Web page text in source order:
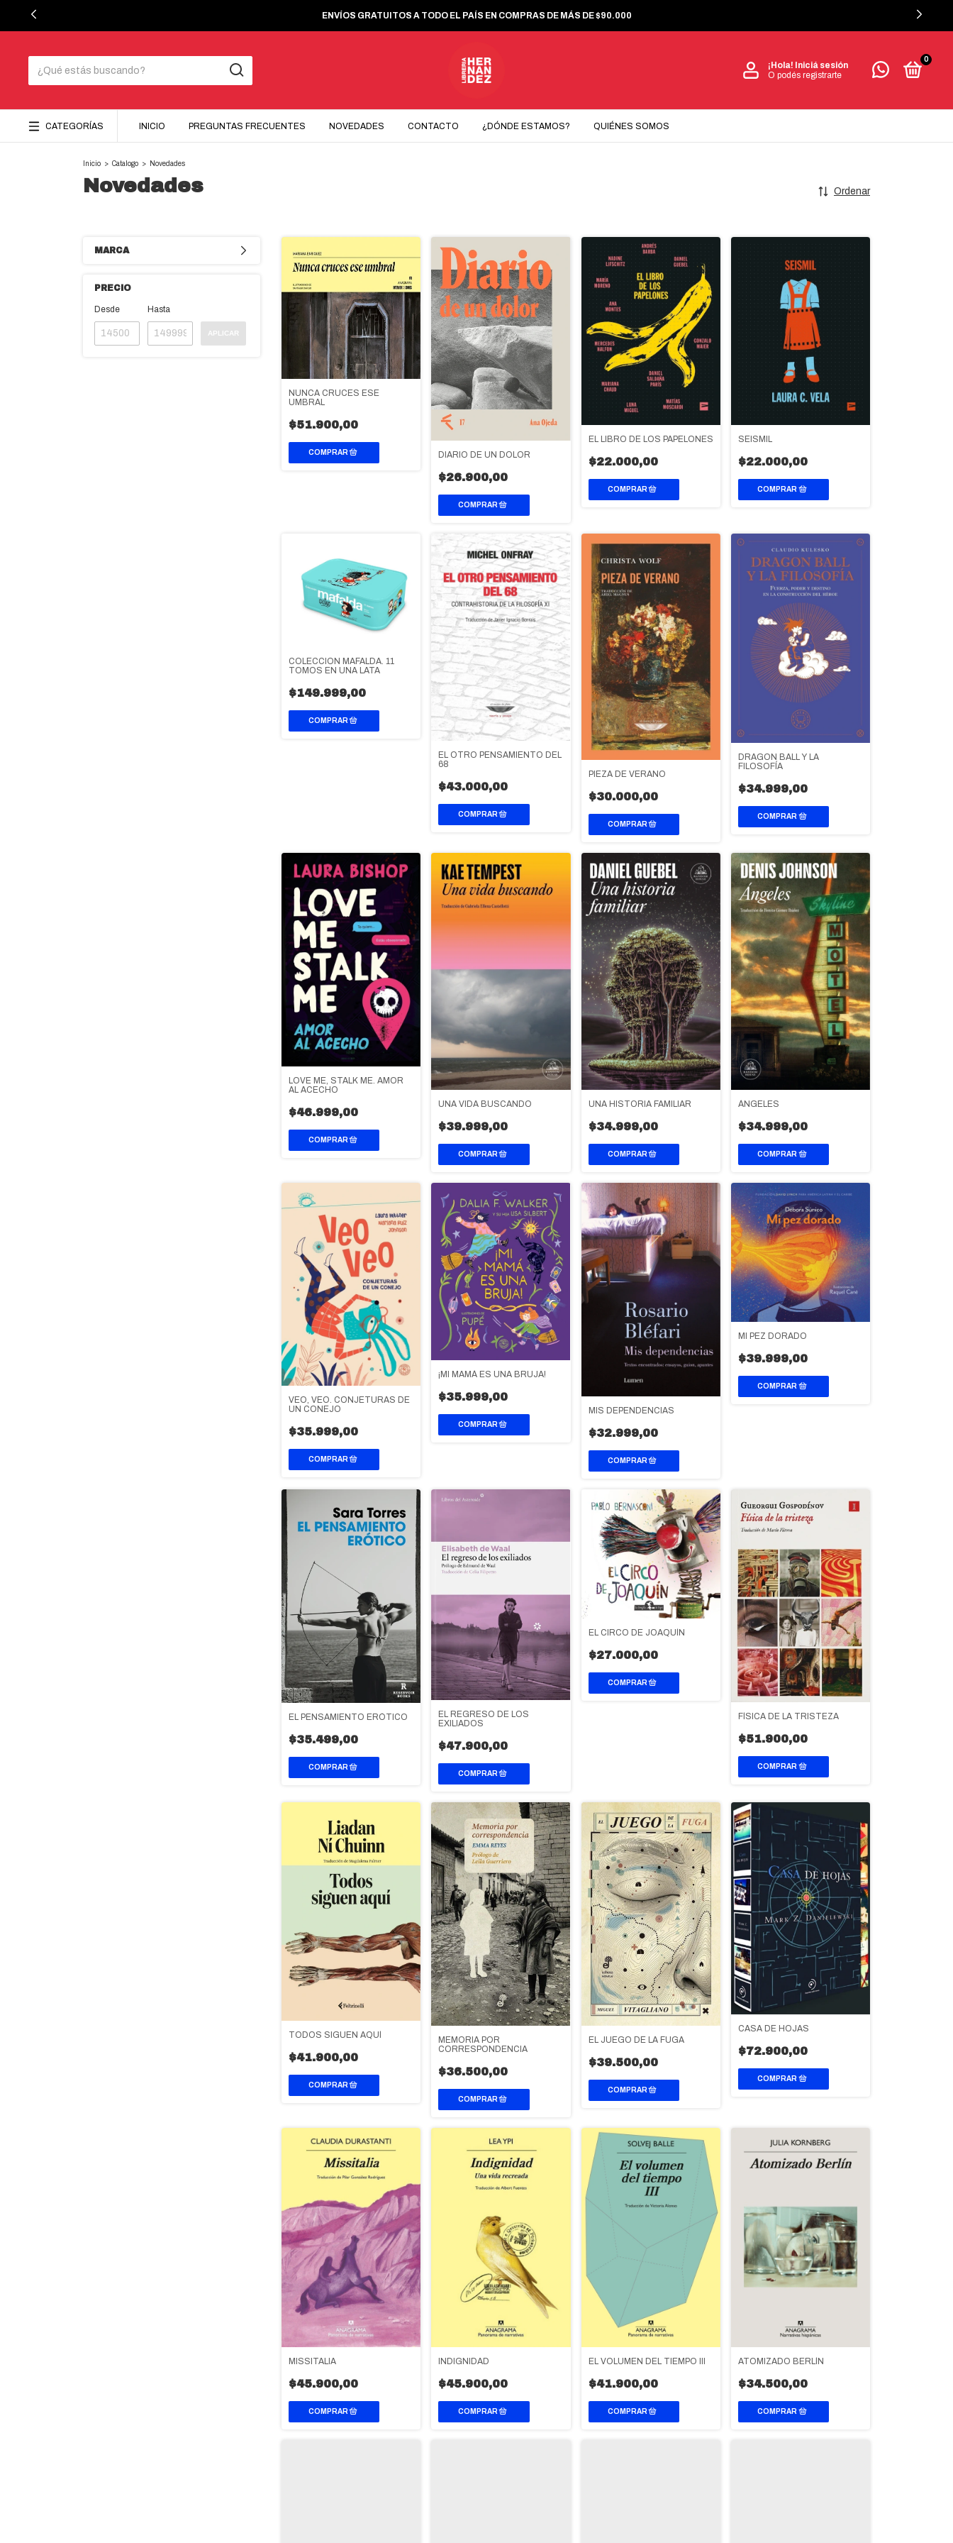
ENVÍOS GRATUITOS A TODO EL PAÍS EN COMPRAS DE MÁS DE $90.000
¡Hola! Iniciá sesión
O podés registrarte
0
CATEGORÍAS INICIO PREGUNTAS FRECUENTES NOVEDADES CONTACTO ¿DÓNDE ESTAMOS? QUIÉNES SOMOS
Inicio > Catalogo > Novedades
Novedades Ordenar
MARCA
PRECIO
Desde Hasta
APLICAR
NUNCA CRUCES ESE
UMBRAL
$51.900,00
DIARIO DE UN DOLOR
$26.900,00
EL LIBRO DE LOS PAPELONES
$22.000,00
SEISMIL
$22.000,00
COLECCION MAFALDA. 11
TOMOS EN UNA LATA
$149.999,00
EL OTRO PENSAMIENTO DEL
68
$43.000,00
PIEZA DE VERANO
$30.000,00
DRAGON BALL Y LA
FILOSOFÍA
$34.999,00
LOVE ME, STALK ME. AMOR
AL ACECHO
$46.999,00
UNA VIDA BUSCANDO
$39.999,00
UNA HISTORIA FAMILIAR
$34.999,00
ÁNGELES
$34.999,00
VEO, VEO. CONJETURAS DE
UN CONEJO
$35.999,00
¡MI MAMÁ ES UNA BRUJA!
$35.999,00
MIS DEPENDENCIAS
$32.999,00
MI PEZ DORADO
$39.999,00
EL PENSAMIENTO ERÓTICO
$35.499,00
EL REGRESO DE LOS
EXILIADOS
$47.900,00
EL CIRCO DE JOAQUÍN
$27.000,00
FÍSICA DE LA TRISTEZA
$51.900,00
TODOS SIGUEN AQUÍ
$41.900,00
MEMORIA POR
CORRESPONDENCIA
$36.500,00
EL JUEGO DE LA FUGA
$39.500,00
CASA DE HOJAS
$72.900,00
MISSITALIA
$45.900,00
INDIGNIDAD
$45.900,00
EL VOLUMEN DEL TIEMPO III
$41.900,00
ATOMIZADO BERLÍN
$34.500,00